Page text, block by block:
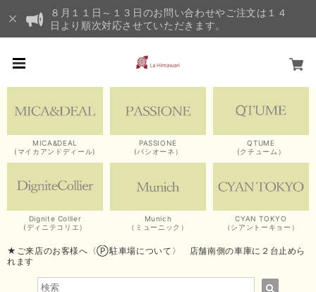
８月１１日～１３日のお問い合わせやご注文は１４
日より順次対応させていただきます。
MICA&DEAL
(マイカアンドディール)
PASSIONE
(パシオーネ）
QTUME
(クチューム）
Dignite Collier
(ディニテコリエ）
Munich
（ミューニック）
CYAN TOKYO
（シアントーキョー）
★ご来店のお客様へ〈Ⓟ駐車場について〉 店舗南側の車庫に２台止めら
れます